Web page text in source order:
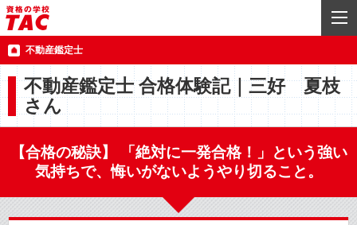
不動産鑑定士
不動産鑑定士 合格体験記｜三好 夏枝
さん
【合格の秘訣】 「絶対に一発合格！」という強い
気持ちで、悔いがないようやり切ること。